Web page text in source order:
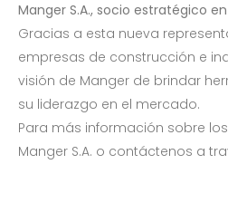
Manger S.A., socio estratégico
Gracias a esta nueva
empresas de construcción e
visión de Manger de brindar
su liderazgo en el mercado.
Para más información sobre
Manger S.A. o contáctenos a